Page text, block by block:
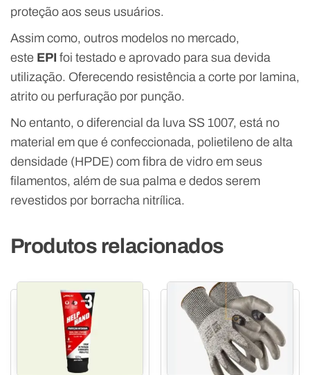
proteção aos seus usuários.
Assim como, outros modelos no mercado,
este EPI foi testado e aprovado para sua devida
utilização. Oferecendo resistência a corte por lamina,
atrito ou perfuração por punção.
No entanto, o diferencial da luva SS 1007, está no
material em que é confeccionada, polietileno de alta
densidade (HPDE) com fibra de vidro em seus
filamentos, além de sua palma e dedos serem
revestidos por borracha nitrílica.
Produtos relacionados